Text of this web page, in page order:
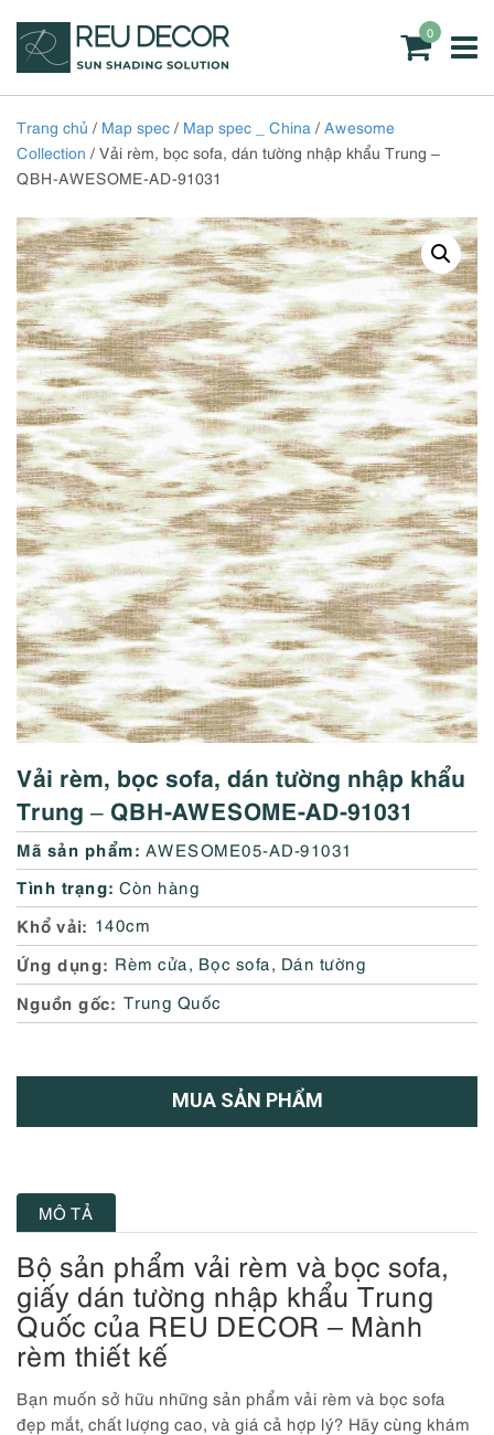
0
Trang chủ / Map spec / Map spec _ China / Awesome
Collection / Vải rèm, bọc sofa, dán tường nhập khẩu Trung –
QBH-AWESOME-AD-91031
Vải rèm, bọc sofa, dán tường nhập khẩu
Trung – QBH-AWESOME-AD-91031
Mã sản phẩm: AWESOME05-AD-91031
Tình trạng: Còn hàng
Khổ vải 140cm
Ứng dụng Rèm cửa, Bọc sofa, Dán tường
Nguồn gốc Trung Quốc
MUA SẢN PHẨM
MÔ TẢ
Bộ sản phẩm vải rèm và bọc sofa,
giấy dán tường nhập khẩu Trung
Quốc của REU DECOR – Mành
rèm thiết kế
Bạn muốn sở hữu những sản phẩm vải rèm và bọc sofa
đẹp mắt, chất lượng cao, và giá cả hợp lý? Hãy cùng khám